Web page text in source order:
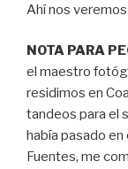
Ahí nos
NOTA PARA
el maestro
residimos en
tandeos para el
había pasado
Fuentes, me